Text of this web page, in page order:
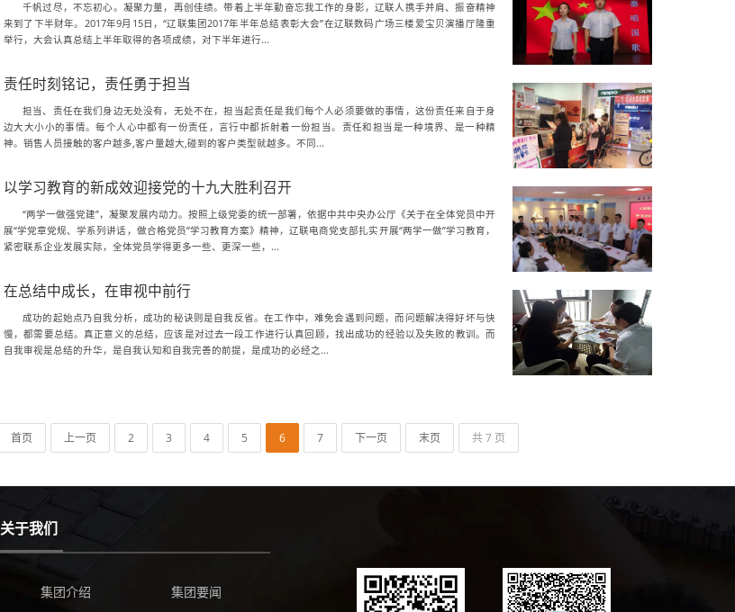
千帆过尽，不忘初心。凝聚力量，再创佳绩。带着上半年勤奋忘我工作的身影，辽联人携手并肩、振奋精神
来到了下半财年。2017年9月15日，“辽联集团2017年半年总结表彰大会”在辽联数码广场三楼爱宝贝演播厅隆重
举行，大会认真总结上半年取得的各项成绩，对下半年进行...
责任时刻铭记，责任勇于担当
担当、责任在我们身边无处没有，无处不在，担当起责任是我们每个人必须要做的事情，这份责任来自于身
边大大小小的事情。每个人心中都有一份责任，言行中都折射着一份担当。责任和担当是一种境界、是一种精
神。销售人员接触的客户越多,客户量越大,碰到的客户类型就越多。不同...
以学习教育的新成效迎接党的十九大胜利召开
“两学一做强党建”，凝聚发展内动力。按照上级党委的统一部署，依据中共中央办公厅《关于在全体党员中开
展“学党章党规、学系列讲话，做合格党员”学习教育方案》精神，辽联电商党支部扎实开展“两学一做”学习教育，
紧密联系企业发展实际，全体党员学得更多一些、更深一些，...
在总结中成长，在审视中前行
成功的起始点乃自我分析，成功的秘诀则是自我反省。在工作中，难免会遇到问题，而问题解决得好坏与快
慢，都需要总结。真正意义的总结，应该是对过去一段工作进行认真回顾，找出成功的经验以及失败的教训。而
自我审视是总结的升华，是自我认知和自我完善的前提，是成功的必经之...
首页 上一页 2 3 4 5 6 7 下一页 末页 共 7 页
关于我们
集团介绍 集团要闻